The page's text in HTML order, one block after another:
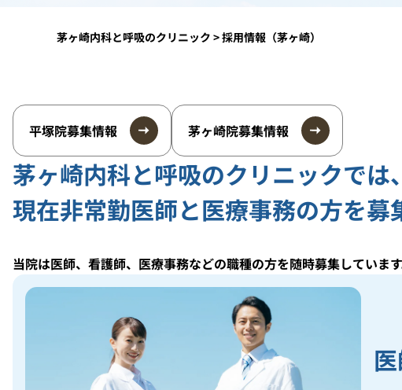
茅ヶ崎内科と呼吸のクリニック >採用情報（茅ヶ崎）
平塚院募集情報 茅ヶ崎院募集情報
茅ヶ崎内科と呼吸のクリニックでは、
現在非常勤医師と医療事務の方を募
当院は医師、看護師、医療事務などの職種の方を随時募集していま